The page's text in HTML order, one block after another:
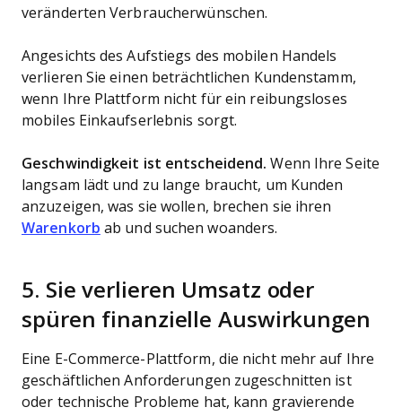
veränderten Verbraucherwünschen.
Angesichts des Aufstiegs des mobilen Handels
verlieren Sie einen beträchtlichen Kundenstamm,
wenn Ihre Plattform nicht für ein reibungsloses
mobiles Einkaufserlebnis sorgt.
Geschwindigkeit ist entscheidend. Wenn Ihre Seite
langsam lädt und zu lange braucht, um Kunden
anzuzeigen, was sie wollen, brechen sie ihren
Warenkorb ab und suchen woanders.
5. Sie verlieren Umsatz oder
spüren finanzielle Auswirkungen
Eine E-Commerce-Plattform, die nicht mehr auf Ihre
geschäftlichen Anforderungen zugeschnitten ist
oder technische Probleme hat, kann gravierende